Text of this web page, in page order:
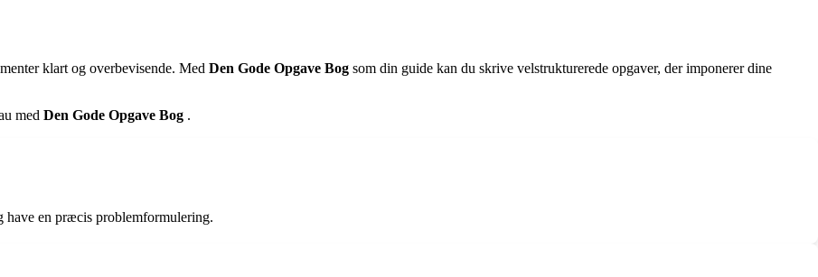
klart og overbevisende. Med Den Gode Opgave Bog som din guide kan du skrive velstrukturerede opgaver, der imponerer dine
med Den Gode Opgave Bog .
have en præcis problemformulering.